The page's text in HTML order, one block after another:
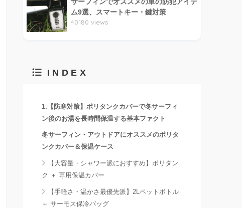
ム9選、スマートキー・鍵対策
40180 views
INDEX
1.【防寒対策】ポリタンクカバーで冬サーフィ
ン後のお湯を長時間保温する基本ファクト
冬サーフィン・アウトドアにオススメのポリタ
ンクカバー＆保温ケース
【大容量・シャワー派におすすめ】ポリタン
ク ＋ 専用保温カバー
【手軽さ・温かさ最優先派】2Lペットボトル
＋ サーモス保冷バッグ